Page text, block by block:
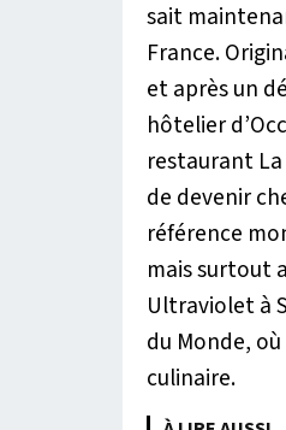
sait
France.
et après un
hôtelier
restaurant
de devenir
référence
mais surtout
Ultraviolet à
du Monde,
culinaire.